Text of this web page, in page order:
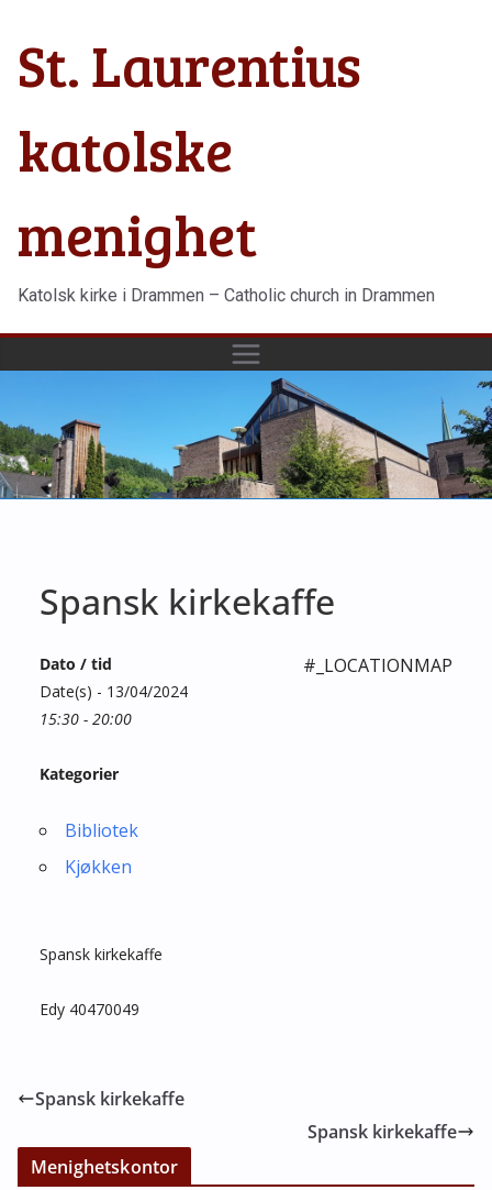
innholdet
St. Laurentius
katolske
menighet
Katolsk kirke i Drammen – Catholic church in Drammen
Spansk kirkekaffe
#_LOCATIONMAP
Dato / tid
Date(s) - 13/04/2024
15:30 - 20:00
Kategorier
Bibliotek
Kjøkken
Spansk kirkekaffe
Edy 40470049
Spansk kirkekaffe
Spansk kirkekaffe
Menighetskontor